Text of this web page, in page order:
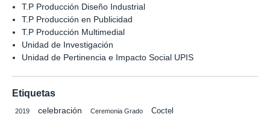
T.P Producción Diseño Industrial
T.P Producción en Publicidad
T.P Producción Multimedial
Unidad de Investigación
Unidad de Pertinencia e Impacto Social UPIS
Etiquetas
2019 celebración Ceremonia Grado Coctel